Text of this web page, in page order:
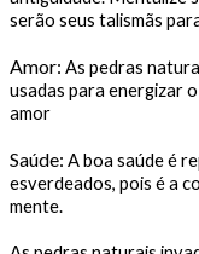
serão seus talismãs
Amor: As pedras
usadas para energizar
amor
Saúde: A boa saúde é
esverdeados, pois é a
mente.